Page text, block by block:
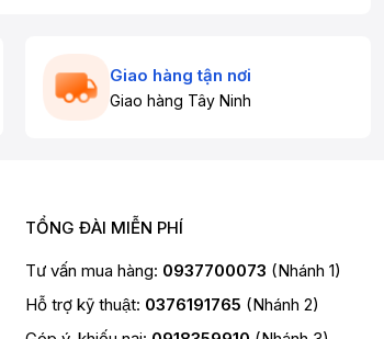
Giao hàng tận nơi
Giao hàng Tây Ninh
TỔNG ĐÀI MIỄN PHÍ
Tư vấn mua hàng: 0937700073 (Nhánh 1)
Hỗ trợ kỹ thuật: 0376191765 (Nhánh 2)